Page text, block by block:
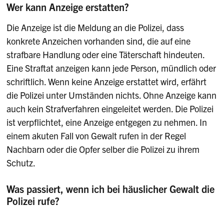
Wer kann Anzeige erstatten?
Die Anzeige ist die Meldung an die Polizei, dass
konkrete Anzeichen vorhanden sind, die auf eine
strafbare Handlung oder eine Täterschaft hindeuten.
Eine Straftat anzeigen kann jede Person, mündlich oder
schriftlich. Wenn keine Anzeige erstattet wird, erfährt
die Polizei unter Umständen nichts. Ohne Anzeige kann
auch kein Strafverfahren eingeleitet werden. Die Polizei
ist verpflichtet, eine Anzeige entgegen zu nehmen. In
einem akuten Fall von Gewalt rufen in der Regel
Nachbarn oder die Opfer selber die Polizei zu ihrem
Schutz.
Was passiert, wenn ich bei häuslicher Gewalt die
Polizei rufe?